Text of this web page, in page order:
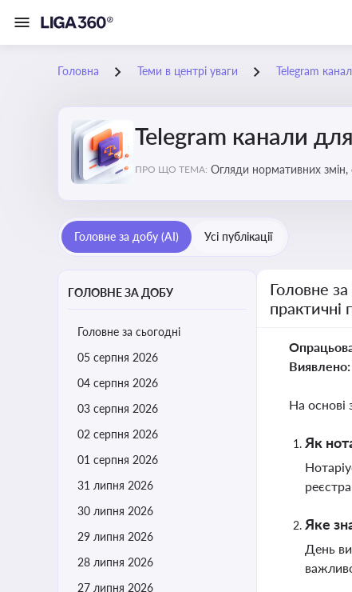
Головна Теми в центрі уваги Telegram
Telegram канали
ПРО ЩО ТЕМА: Огляди нормативних змін,
Головне за добу (AI) Усі публікації
ГОЛОВНЕ ЗА ДОБУ
Головне за сьогодні
05 серпня 2026
04 серпня 2026
03 серпня 2026
02 серпня 2026
01 серпня 2026
31 липня 2026
30 липня 2026
29 липня 2026
28 липня 2026
27 липня 2026
Головне
практичні
Виявлено:
На основі
Як
Яке
День